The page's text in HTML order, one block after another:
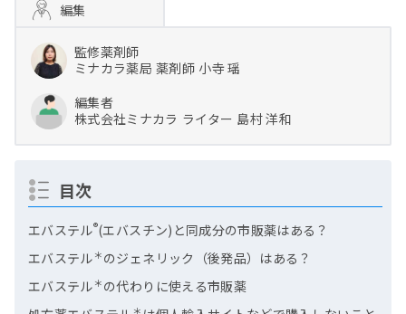
編集
監修薬剤師
ミナカラ薬局 薬剤師 小寺 瑶
編集者
株式会社ミナカラ ライター 島村 洋和
目次
エバステル®(エバスチン)と同成分の市販薬はある？
エバステル ＊ のジェネリック（後発品）はある？
エバステル ＊ の代わりに使える市販薬
＊